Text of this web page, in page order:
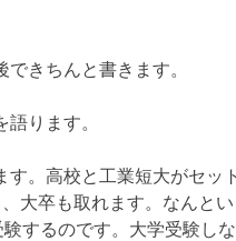
きちんと書きます。
ります。
。高校と工業短大がセッ
大卒も取れます。なんと
するのです。大学受験しな